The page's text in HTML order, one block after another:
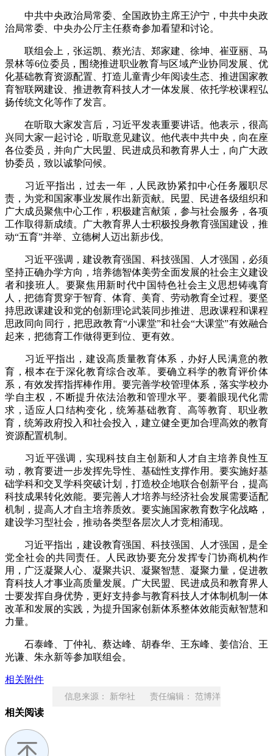
中共中央政治局常委、全国政协主席王沪宁，中共中央政
治局常委、中央办公厅主任蔡奇参加看望和讨论。
联组会上，张运凯、蔡光洁、郑家建、徐坤、崔亚丽、马
景林等6位委员，围绕推进职业教育与区域产业协同发展、优
化基础教育资源配置、打造儿童青少年阅读生态、推进国家教
育智联网建设、推进教育科技人才一体发展、依托学校课程弘
扬传统文化等作了发言。
在听取大家发言后，习近平发表重要讲话。他表示，很高
兴同大家一起讨论，听取意见建议。他代表中共中央，向在座
各位委员，并向广大民盟、民进成员和教育界人士，向广大政
协委员，致以诚挚问候。
习近平指出，过去一年，人民政协紧扣中心任务履职尽
责，为党和国家事业发展作出新贡献。民盟、民进各级组织和
广大成员聚焦中心工作，积极建言献策，参与社会服务，各项
工作取得新成绩。广大教育界人士积极投身教育强国建设，推
动“五育”并举、立德树人迈出新步伐。
习近平强调，建设教育强国、科技强国、人才强国，必须
坚持正确办学方向，培养德智体美劳全面发展的社会主义建设
者和接班人。要聚焦用新时代中国特色社会主义思想铸魂育
人，把德育贯穿于智育、体育、美育、劳动教育全过程。要坚
持思政课建设和党的创新理论武装同步推进、思政课程和课程
思政同向同行，把思政教育“小课堂”和社会“大课堂”有效融合
起来，把德育工作做得更到位、更有效。
习近平指出，建设高质量教育体系，办好人民满意的教
育，根本在于深化教育综合改革。要确立科学的教育评价体
系，有效发挥指挥棒作用。要完善学校管理体系，落实学校办
学自主权，不断提升依法治教和管理水平。要着眼现代化需
求，适应人口结构变化，统筹基础教育、高等教育、职业教
育，统筹政府投入和社会投入，建立健全更加合理高效的教育
资源配置机制。
习近平强调，实现科技自主创新和人才自主培养良性互
动，教育要进一步发挥先导性、基础性支撑作用。要实施好基
础学科和交叉学科突破计划，打造校企地联合创新平台，提高
科技成果转化效能。要完善人才培养与经济社会发展需要适配
机制，提高人才自主培养质效。要实施国家教育数字化战略，
建设学习型社会，推动各类型各层次人才竞相涌现。
习近平指出，建设教育强国、科技强国、人才强国，是全
党全社会的共同责任。人民政协要充分发挥专门协商机构作
用，广泛凝聚人心、凝聚共识、凝聚智慧、凝聚力量，促进教
育科技人才事业高质量发展。广大民盟、民进成员和教育界人
士要发挥自身优势，更好支持参与教育科技人才体制机制一体
改革和发展的实践，为提升国家创新体系整体效能贡献智慧和
力量。
石泰峰、丁仲礼、蔡达峰、胡春华、王东峰、姜信治、王
光谦、朱永新等参加联组会。
相关附件
信息来源： 新华社 责任编辑： 范博洋
相关阅读